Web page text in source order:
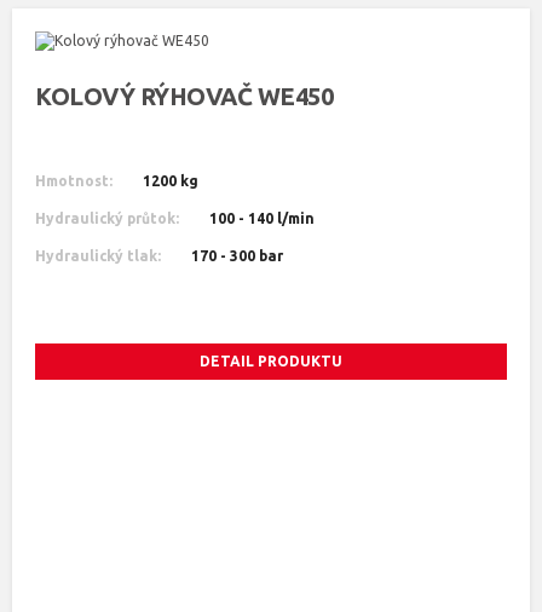
KOLOVÝ RÝHOVAČ WE450
Hmotnost: 1200 kg
Hydraulický průtok: 100 - 140 l/min
Hydraulický tlak: 170 - 300 bar
DETAIL PRODUKTU